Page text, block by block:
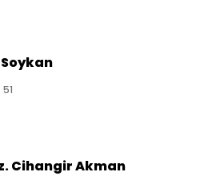
51
Cihangir Akman